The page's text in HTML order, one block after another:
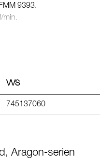
9393.
min.
VVS
745137060
Aragon-serien